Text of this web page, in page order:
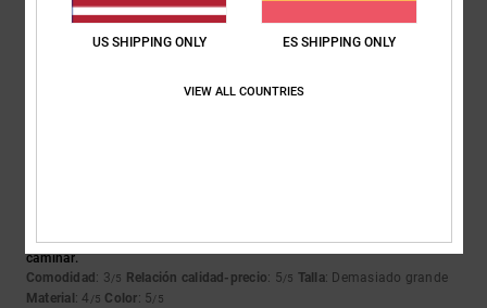
Comodidad: 5/5 Relación calidad-precio
Recomiendo este producto
Es precioso y con mucha onda pero no se adapta bien a mi manera de
caminar.
Comodidad : 3/5 Relación calidad-precio: 5/5 Talla: Demasiado grande
Material : 4 /5 Color: 5/5
US SHIPPING ONLY ES SHIPPING ONLY
VIEW ALL COUNTRIES